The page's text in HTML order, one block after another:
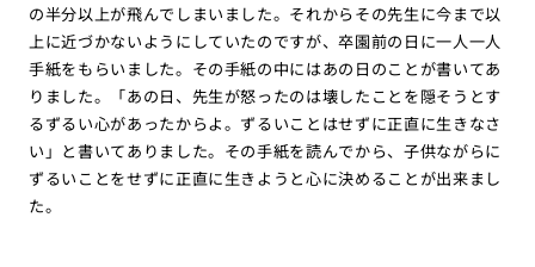
の半分以上が飛んでしまいました。それからその先生に今まで以
上に近づかないようにしていたのですが、卒園前の日に一人一人
手紙をもらいました。その手紙の中にはあの日のことが書いてあ
りました。「あの日、先生が怒ったのは壊したことを隠そうとす
るずるい心があったからよ。ずるいことはせずに正直に生きなさ
い」と書いてありました。その手紙を読んでから、子供ながらに
ずるいことをせずに正直に生きようと心に決めることが出来まし
た。